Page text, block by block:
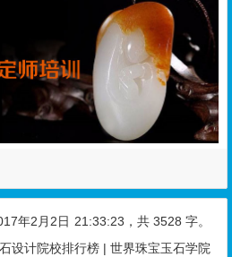
年2月2日 21:33:23 ，共 3528 字。
设计院校排行榜 | 世界珠宝玉石学院